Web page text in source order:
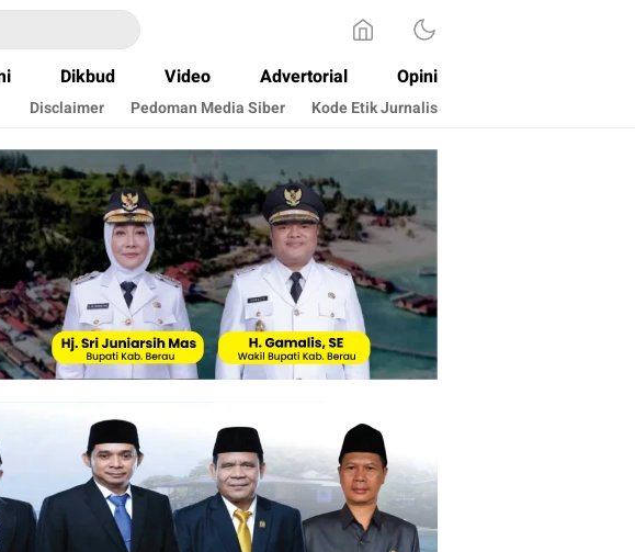
Dikbud Video Advertorial Opini
Disclaimer Pedoman Media Siber Kode Etik Jurnalis